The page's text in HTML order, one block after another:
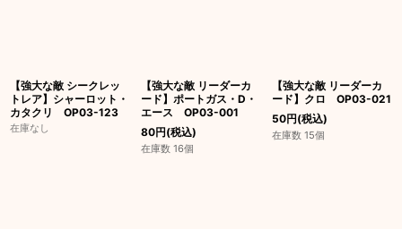
【強大な敵 シークレッ
トレア】シャーロット・
カタクリ OP03-123
在庫なし
【強大な敵 リーダーカ
ード】ポートガス・D・
エース OP03-001
80円(税込)
在庫数 16個
【強大な敵 リーダーカ
ード】クロ OP03-021
50円(税込)
在庫数 15個